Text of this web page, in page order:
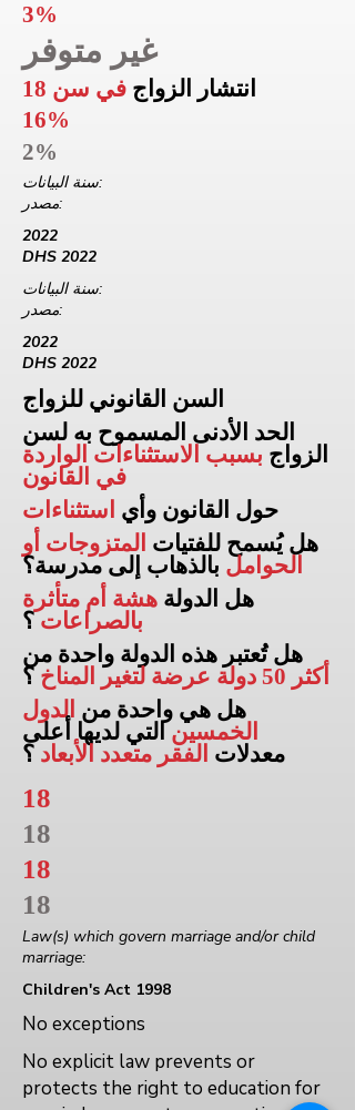
3%
غير متوفر
انتشار الزواج في سن 18
16%
2%
سنة البيانات:
مصدر:
2022
DHS 2022
سنة البيانات:
مصدر:
2022
DHS 2022
السن القانوني للزواج
الحد الأدنى المسموح به لسن
الزواج بسبب الاستثناءات الواردة
في القانون
حول القانون وأي استثناءات
هل يُسمح للفتيات المتزوجات أو
الحوامل بالذهاب إلى مدرسة؟
هل الدولة هشة أم متأثرة
بالصراعات ؟
هل تُعتبر هذه الدولة واحدة من
أكثر 50 دولة عرضة لتغير المناخ
؟
هل هي واحدة من الدول
الخمسين التي لديها أعلى
معدلات الفقر متعدد الأبعاد ؟
18
18
18
18
Law(s) which govern marriage and/or child
marriage:
Children's Act 1998
No exceptions
No explicit law prevents or
protects the right to education for